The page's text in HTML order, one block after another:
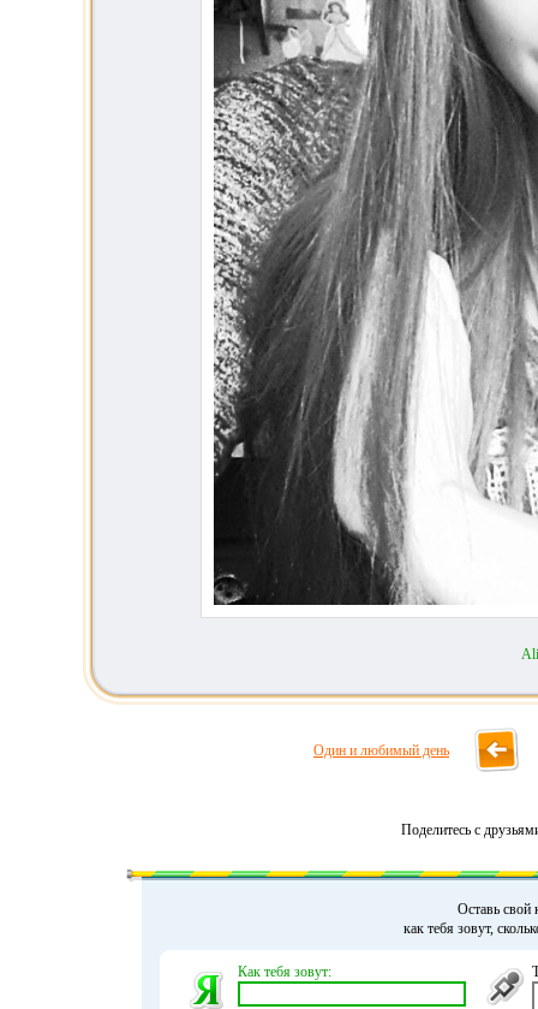
Один и любимый день
Поделитесь с
Оставь свой
как тебя зовут,
Как тебя зовут: